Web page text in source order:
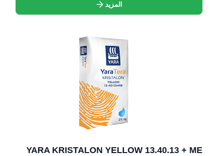
المزيد
YARA KRISTALON YELLOW 13.40.13 + ME